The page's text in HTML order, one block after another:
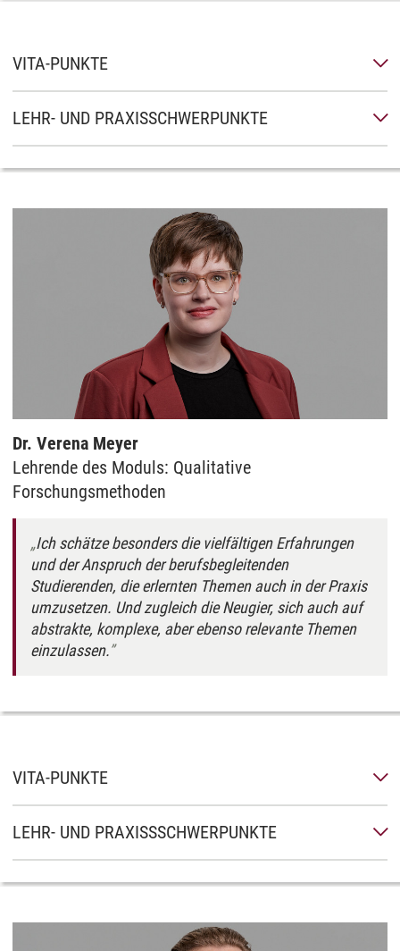
VITA-PUNKTE
LEHR- UND PRAXISSCHWERPUNKTE
Dr. Verena Meyer
Lehrende des Moduls: Qualitative
Forschungsmethoden
Ich schätze besonders die vielfältigen Erfahrungen
und der Anspruch der berufsbegleitenden
Studierenden, die erlernten Themen auch in der Praxis
umzusetzen. Und zugleich die Neugier, sich auch auf
abstrakte, komplexe, aber ebenso relevante Themen
einzulassen.
VITA-PUNKTE
LEHR- UND PRAXISSSCHWERPUNKTE